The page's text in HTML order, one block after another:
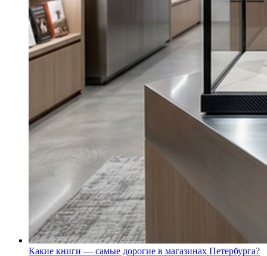
Какие книги — самые дорогие в магазинах Петербурга?